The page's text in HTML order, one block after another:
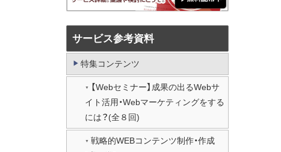
サービス参考資料
特集コンテンツ
【Webセミナー】成果の出るWebサ
イト活用・Webマーケティングをする
には？(全８回)
戦略的WEBコンテンツ制作・作成